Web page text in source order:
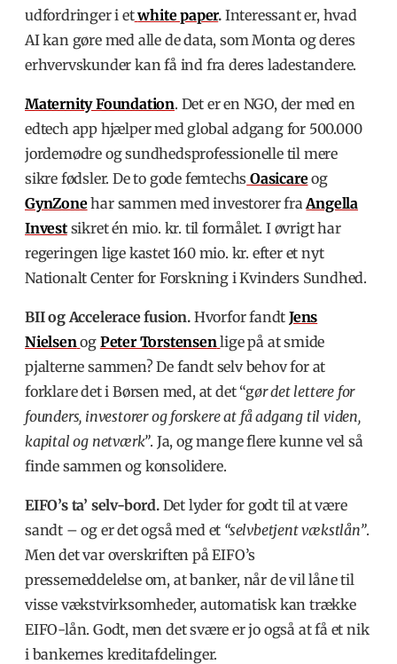
udfordringer i etwhite paper. Interessant er, hvad
AI kan gøre med alle de data, som Monta og deres
erhvervskunder kan få ind fra deres ladestandere.
Maternity Foundation. Det er en NGO, der med en
edtech app hjælper med global adgang for 500.000
jordemødre og sundhedsprofessionelle til mere
sikre fødsler. De to gode femtechs Oasicareog
GynZonehar sammen med investorer fraAngella
Investsikret én mio. kr. til formålet. I øvrigt har
regeringen lige kastet 160 mio. kr. efter et nyt
Nationalt Center for Forskning i Kvinders Sundhed.
BII og Accelerace fusion. Hvorfor fandtJens
Nielsenog Peter Torstensenlige på at smide
pjalterne sammen? De fandt selv behov for at
forklare det iBørsenmed, at det “gør det lettere for
founders, investorer og forskere at få adgang til viden,
kapital og netværk”. Ja, og mange flere kunne vel så
finde sammen og konsolidere.
EIFO’s ta’ selv-bord. Det lyder for godt til at være
sandt – og er det også med et “selvbetjent vækstlån”.
Men det var overskriften på EIFO’s
pressemeddelelse om, at banker, når de vil låne til
visse vækstvirksomheder, automatisk kan trække
EIFO-lån. Godt, men det svære er jo også at få et nik
i bankernes kreditafdelinger.